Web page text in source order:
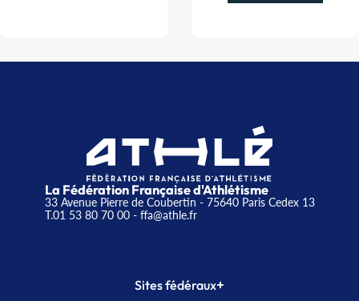
La Fédération Française d'Athlétisme
33 Avenue Pierre de Coubertin - 75640 Paris Cedex 13
T.01 53 80 70 00- ffa@athle.fr
Sites fédéraux+